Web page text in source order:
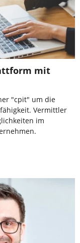
mit
"cpit" um die
Vermittler
im